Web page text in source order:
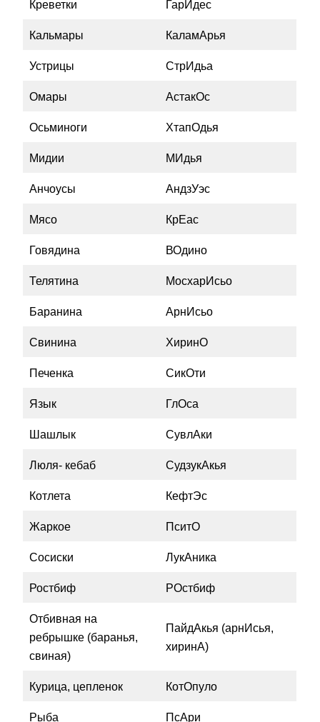
Креветки ГарИдес
Кальмары КаламАрья
Устрицы СтрИдьа
Омары АстакОс
Осьминоги ХтапОдья
Мидии МИдья
Анчоусы АндзУэс
Мясо КрЕас
Говядина ВОдино
Телятина МосхарИсьо
Баранина АрнИсьо
Свинина ХиринО
Печенка СикОти
Язык ГлОса
Шашлык СувлАки
Люля- кебаб СудзукАкья
Котлета КефтЭс
Жаркое ПситО
Сосиски ЛукАника
Ростбиф РОстбиф
Отбивная на
ребрышке (баранья,
свиная)
ПайдАкья (арнИсья,
хиринА)
Курица, цепленок КотОпуло
Рыба ПсАри